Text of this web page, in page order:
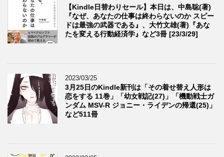
【Kindle日替わりセール】本日は、中島聡(著)
『なぜ、あなたの仕事は終わらないのか スピー
ドは最強の武器である』、大竹文雄(著)『あな
たを変える行動経済学』など3冊 [23/3/29]
2023/03/25
3月25日のKindle新刊は「その着せ替え人形は
恋をする 11巻」「幼女戦記(27)」「機動戦士ガ
ンダム MSV-R ジョニー・ライデンの帰還(25)」
など511冊